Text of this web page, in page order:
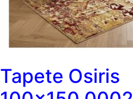
Tapete Osiris